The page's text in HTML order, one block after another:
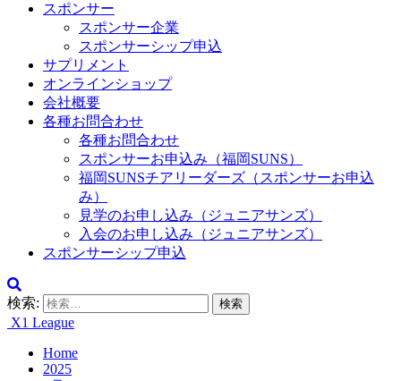
スポンサー
スポンサー企業
スポンサーシップ申込
サプリメント
オンラインショップ
会社概要
各種お問合わせ
各種お問合わせ
スポンサーお申込み（福岡SUNS）
福岡SUNSチアリーダーズ（スポンサーお申込
み）
見学のお申し込み（ジュニアサンズ）
入会のお申し込み（ジュニアサンズ）
スポンサーシップ申込
検索:
X1 League
Home
2025